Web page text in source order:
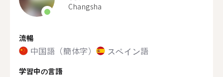
Changsha
流暢
中国語（簡体字） スペイン語
学習中の言語